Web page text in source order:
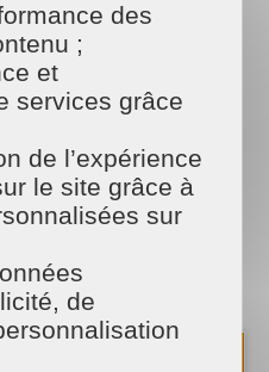
jours ou plusieurs
aider à :
avant votre départ en
pendant votre absence
une maison propre et
du quotidien
ménage à domicile à
alentours, vous
sans stress ni
des
;
et
services grâce
de l’expérience
le site grâce à
sur
de